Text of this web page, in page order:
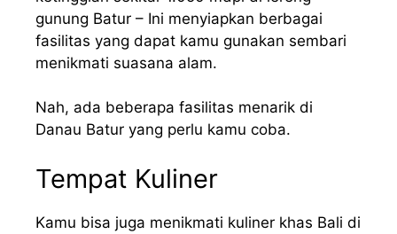
gunung Batur – Ini menyiapkan berbagai
fasilitas yang dapat kamu gunakan sembari
menikmati suasana alam.
Nah, ada beberapa fasilitas menarik di
Danau Batur yang perlu kamu coba.
Tempat Kuliner
Kamu bisa juga menikmati kuliner khas Bali di